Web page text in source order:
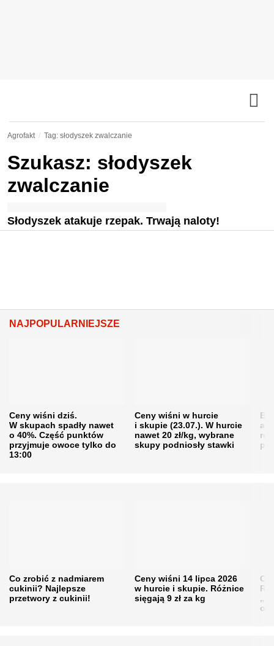
Agrofakt Tag: słodyszek zwalczanie
Szukasz: słodyszek
zwalczanie
Słodyszek atakuje rzepak. Trwają naloty!
NAJPOPULARNIEJSZE
Ceny wiśni dziś.
W skupach spadły nawet
o 40%. Część punktów
przyjmuje owoce tylko do
13:00
Ceny wiśni w hurcie
i skupie (23.07.). W hurcie
nawet 20 zł/kg, wybrane
skupy podniosły stawki
Co zrobić z nadmiarem
cukinii? Najlepsze
przetwory z cukinii!
Ceny wiśni 14 lipca 2026
w hurcie i skupie. Różnice
sięgają 9 zł za kg